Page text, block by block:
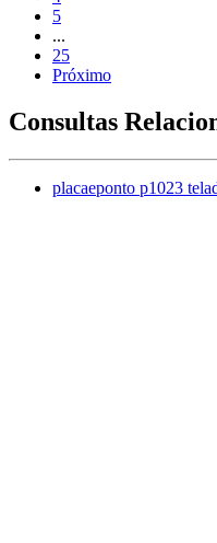
5
...
25
Próximo
Consultas
placaeponto p1023